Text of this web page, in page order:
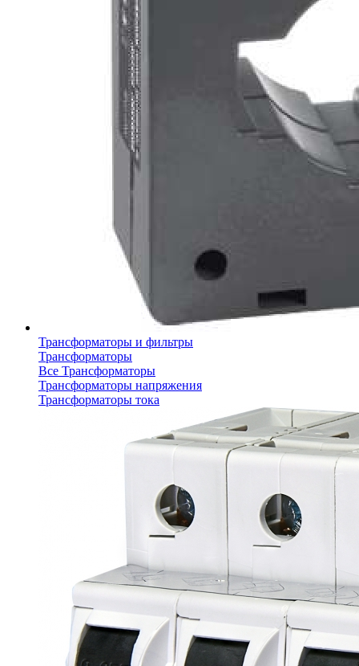
Трансформаторы и фильтры
Трансформаторы
Все Трансформаторы
Трансформаторы напряжения
Трансформаторы тока